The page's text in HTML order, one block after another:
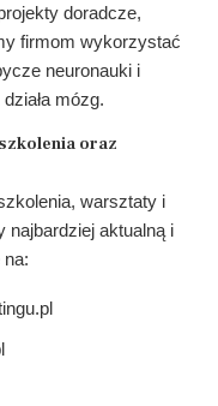
doradcze,
firmom wykorzystać
neuronauki i
mózg.
oraz
warsztaty i
najbardziej aktualną i